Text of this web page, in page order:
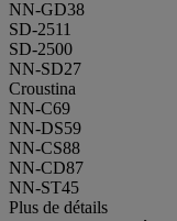
NN-GD38
SD-2511
SD-2500
NN-SD27
Croustina
NN-C69
NN-DS59
NN-CS88
NN-CD87
NN-ST45
Plus de détails